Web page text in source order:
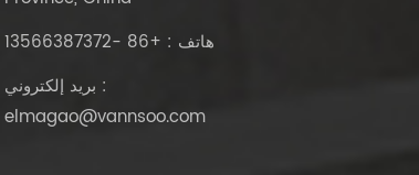
هاتف : +86 -13566387372
بريد إلكتروني :
elmagao@vannsoo.com